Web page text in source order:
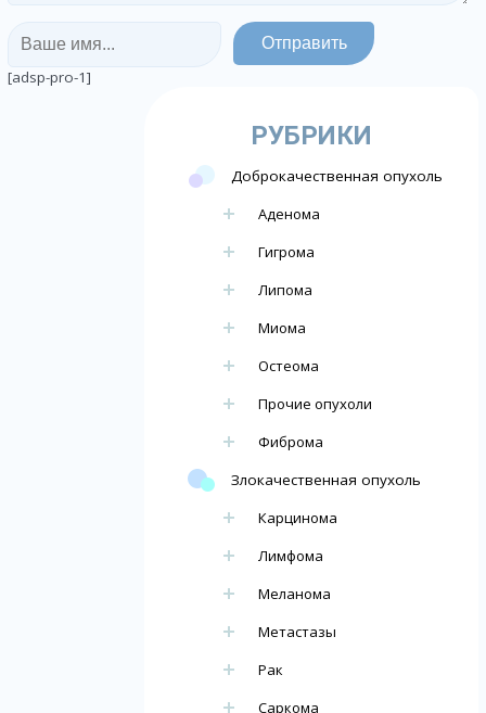
[adsp-pro-1]
РУБРИКИ
Доброкачественная опухоль
Аденома
Гигрома
Липома
Миома
Остеома
Прочие опухоли
Фиброма
Злокачественная опухоль
Карцинома
Лимфома
Меланома
Метастазы
Рак
Саркома